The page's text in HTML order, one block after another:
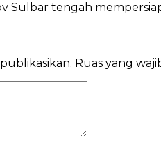
Sulbar tengah
Ruas yang